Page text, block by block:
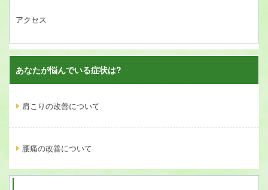
アクセス
あなたが悩んでいる症状は?
肩こりの改善について
腰痛の改善について